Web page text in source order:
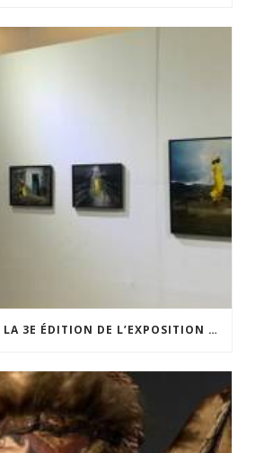
FINANCEMENT DE LA 3E ÉDITION DE L’EXPOSITION DU PRIX POUR LA PHOTOGRAPHIE PAR LE CERCLE POUR LA PHOTOGRAPHIE ET L’ART CONTEMPORAIN